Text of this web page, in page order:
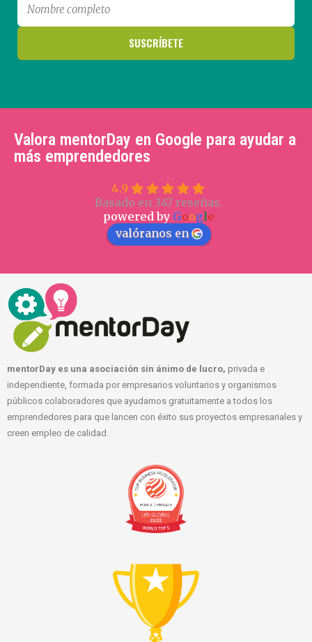
Valora mentorDay en Google para ayudar a
más emprendedores
4.9
Basado en 347 reseñas.
powered by Google
valóranos en
mentorDay es una asociación sin ánimo de lucro, privada e
independiente, formada por empresarios voluntarios y organismos
públicos colaboradores que ayudamos gratuitamente a todos los
emprendedores para que lancen con éxito sus proyectos empresariales y
creen empleo de calidad.